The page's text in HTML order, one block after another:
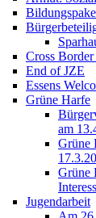
Cross
End of JZE
Essens
Grüne Harfe
am
Grüne
Grüne
Jugendarbeit